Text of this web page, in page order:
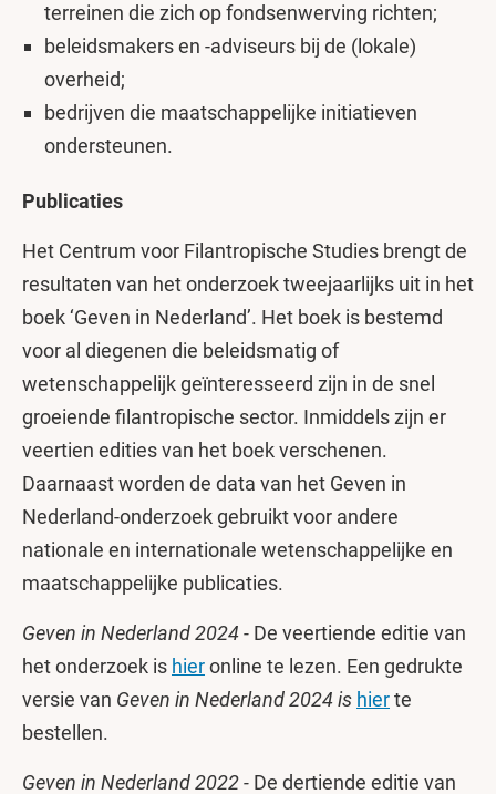
terreinen die zich op fondsenwerving richten;
beleidsmakers en -adviseurs bij de (lokale)
overheid;
bedrijven die maatschappelijke initiatieven
ondersteunen.
Publicaties
Het Centrum voor Filantropische Studies brengt de
resultaten van het onderzoek tweejaarlijks uit in het
boek ‘Geven in Nederland’. Het boek is bestemd
voor al diegenen die beleidsmatig of
wetenschappelijk geïnteresseerd zijn in de snel
groeiende filantropische sector. Inmiddels zijn er
veertien edities van het boek verschenen.
Daarnaast worden de data van het Geven in
Nederland-onderzoek gebruikt voor andere
nationale en internationale wetenschappelijke en
maatschappelijke publicaties.
Geven in Nederland 2024 - De veertiende editie van
het onderzoek is hieronline te lezen. Een gedrukte
versie van Geven in Nederland 2024 is hierte
bestellen.
Geven in Nederland 2022 - De dertiende editie van